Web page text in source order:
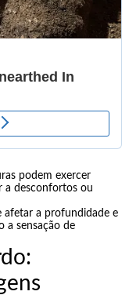
podem exercer
a desconfortos ou
afetar a profundidade e
a sensação de